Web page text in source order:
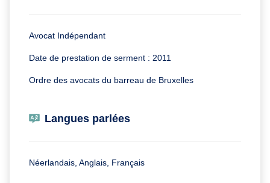
Avocat Indépendant
Date de prestation de serment : 2011
Ordre des avocats du barreau de Bruxelles
Langues parlées
Néerlandais, Anglais, Français